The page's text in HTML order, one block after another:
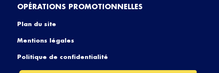
OPÉRATIONS PROMOTIONNELLES
Plan du site
Mentions légales
Politique de confidentialité